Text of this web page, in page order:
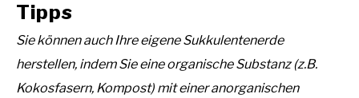
Tipps
Sie können auch Ihre eigene Sukkulentenerde
herstellen, indem Sie eine organische Substanz (z.B.
Kokosfasern, Kompost) mit einer anorganischen